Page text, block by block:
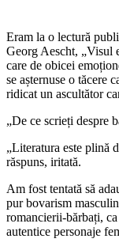
Eram la o lectură
Georg Aescht, „Visul
care de obicei
se așternuse o tăcere
ridicat un ascultător
„De ce scrieți despre
„Literatura este plină
răspuns, iritată.
Am fost tentată să
pur bovarism
romancierii-bărbați,
autentice personaje